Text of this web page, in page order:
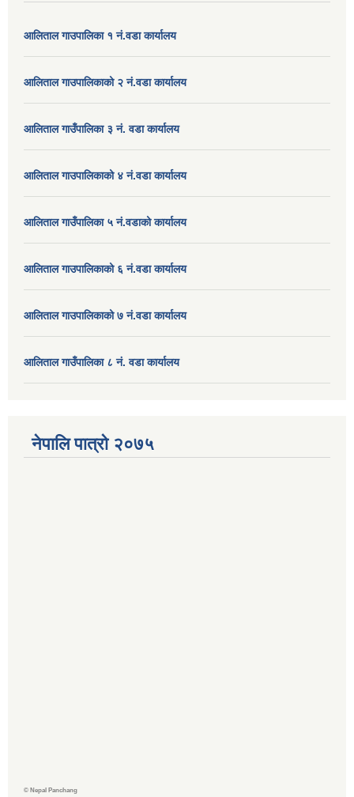
आलिताल गाउपालिका १ नं.वडा कार्यालय
आलिताल गाउपालिकाको २ नं.वडा कार्यालय
आलिताल गाउँपालिका ३ नं. वडा कार्यालय
आलिताल गाउपालिकाको ४ नं.वडा कार्यालय
आलिताल गाउँपालिका ५ नं.वडाको कार्यालय
आलिताल गाउपालिकाको ६ नं.वडा कार्यालय
आलिताल गाउपालिकाको ७ नं.वडा कार्यालय
आलिताल गाउँपालिका ८ नं. वडा कार्यालय
नेपालि पात्रो २०७५
© Nepal Panchang